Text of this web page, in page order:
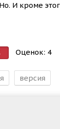
И кроме
Оценок: 4
версия